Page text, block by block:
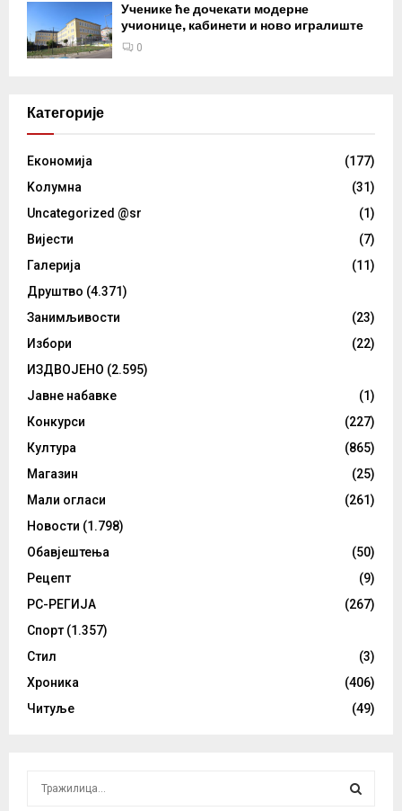
Ученике ће дочекати модерне
учионице, кабинети и ново игралиште
0
Категорије
Eкономија
(177)
Kолумнa
(31)
Uncategorized @sr
(1)
Вијести
(7)
Галерија
(11)
Друштво (4.371)
Занимљивости
(23)
Избори
(22)
ИЗДВОЈЕНО (2.595)
Јавне набавке
(1)
Конкурси
(227)
Култура
(865)
Магазин
(25)
Мали огласи
(261)
Новости (1.798)
Обавјештења
(50)
Рецепт
(9)
РС-РЕГИЈА
(267)
Спорт (1.357)
Стил
(3)
Хроника
(406)
Читуље
(49)